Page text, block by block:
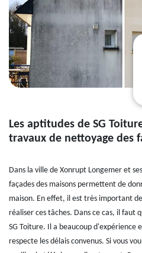
Les aptitudes de SG
travaux de nettoyage des
Dans la ville de Xonrupt Longemer et
façades des maisons permettent de
maison. En effet, il est très important
réaliser ces tâches. Dans ce cas, il faut
SG Toiture. Il a beaucoup d'expérience
respecte les délais convenus. Si vous